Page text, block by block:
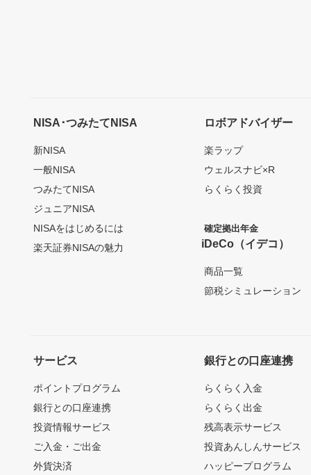
NISA･つみたてNISA
新NISA
一般NISA
つみたてNISA
ジュニアNISA
NISAをはじめるには
楽天証券NISAの魅力
ロボアドバイザー
楽ラップ
ウェルスナビ×R
らくらく投資
確定拠出年金
iDeCo（イデコ）
商品一覧
節税シミュレーション
サービス
ポイントプログラム
銀行との口座連携
投資情報サービス
ご入金・ご出金
外貨決済
銀行との口座連携
らくらく入金
らくらく出金
残高表示サービス
投資あんしんサービス
ハッピープログラム